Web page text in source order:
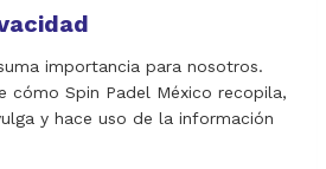
importancia para nosotros.
cómo Spin Padel México recopila,
y hace uso de la información